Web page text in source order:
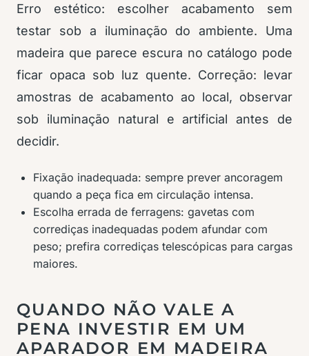
Erro estético: escolher acabamento sem
testar sob a iluminação do ambiente. Uma
madeira que parece escura no catálogo pode
ficar opaca sob luz quente. Correção: levar
amostras de acabamento ao local, observar
sob iluminação natural e artificial antes de
decidir.
Fixação inadequada: sempre prever ancoragem
quando a peça fica em circulação intensa.
Escolha errada de ferragens: gavetas com
corrediças inadequadas podem afundar com
peso; prefira corrediças telescópicas para cargas
maiores.
QUANDO NÃO VALE A
PENA INVESTIR EM UM
APARADOR EM MADEIRA